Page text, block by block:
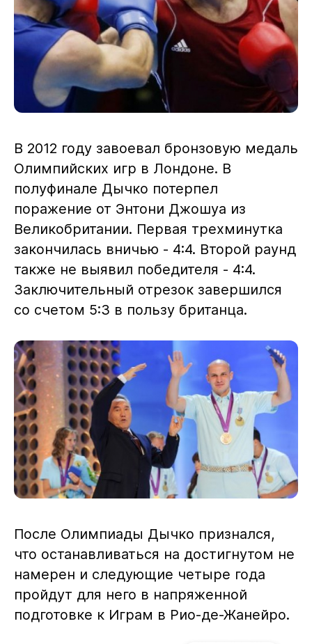
В 2012 году завоевал бронзовую медаль
Олимпийских игр в Лондоне. В
полуфинале Дычко потерпел
поражение от Энтони Джошуа из
Великобритании. Первая трехминутка
закончилась вничью - 4:4. Второй раунд
также не выявил победителя - 4:4.
Заключительный отрезок завершился
со счетом 5:3 в пользу британца.
После Олимпиады Дычко признался,
что останавливаться на достигнутом не
намерен и следующие четыре года
пройдут для него в напряженной
подготовке к Играм в Рио-де-Жанейро.